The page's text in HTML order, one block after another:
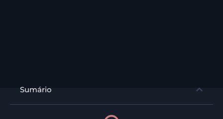
Sumário